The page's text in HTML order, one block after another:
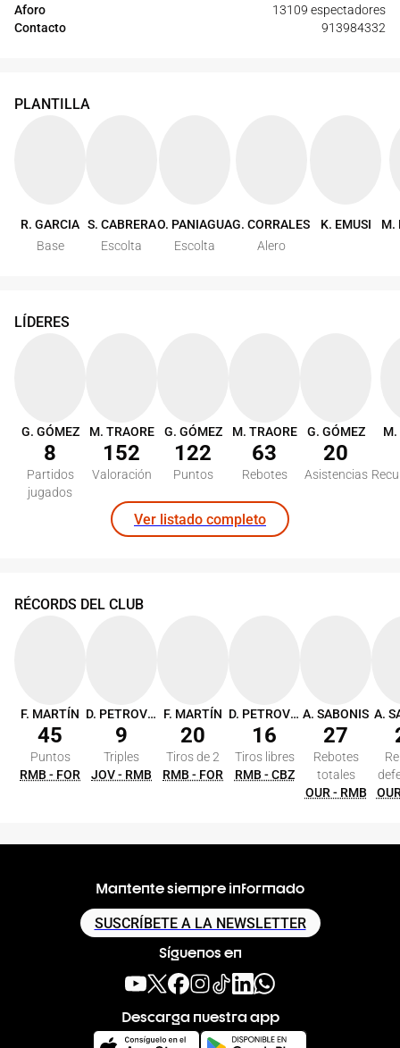
Aforo
13109 espectadores
Contacto
913984332
PLANTILLA
R. GARCIA
Base
S. CABRERA
Escolta
O. PANIAGUA
Escolta
G. CORRALES
Alero
K. EMUSI M.
LÍDERES
G. GÓMEZ
8
Partidos
jugados
M. TRAORE
152
Valoración
G. GÓMEZ
122
Puntos
M. TRAORE
63
Rebotes
G. GÓMEZ
20
Asistencias
M.
Ver listado completo
RÉCORDS DEL CLUB
F. MARTÍN
45
Puntos
RMB - FOR
D. PETROVIC
9
Triples
JOV - RMB
F. MARTÍN
20
Tiros de 2
RMB - FOR
D. PETROVIC
16
Tiros libres
RMB - CBZ
A. SABONIS
27
Rebotes
totales
OUR - RMB
A.
Mantente siempre informado
SUSCRÍBETE A LA NEWSLETTER
Síguenos en
Descarga nuestra app